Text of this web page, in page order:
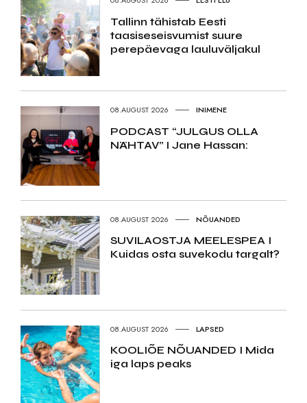
Tallinn tähistab Eesti
taasiseseisvumist suure
perepäevaga lauluväljakul
08.AUGUST 2026 INIMENE
PODCAST “JULGUS OLLA
NÄHTAV” I Jane Hassan:
08.AUGUST 2026 NÕUANDED
SUVILAOSTJA MEELESPEA I
Kuidas osta suvekodu targalt?
08.AUGUST 2026 LAPSED
KOOLIÕE NÕUANDED I Mida
iga laps peaks